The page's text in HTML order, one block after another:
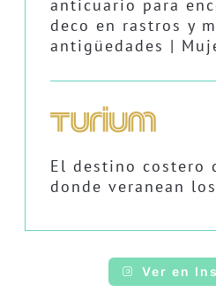
anticuario para
deco en rastros y
antigüedades |
El destino costero
donde veranean
Ver en